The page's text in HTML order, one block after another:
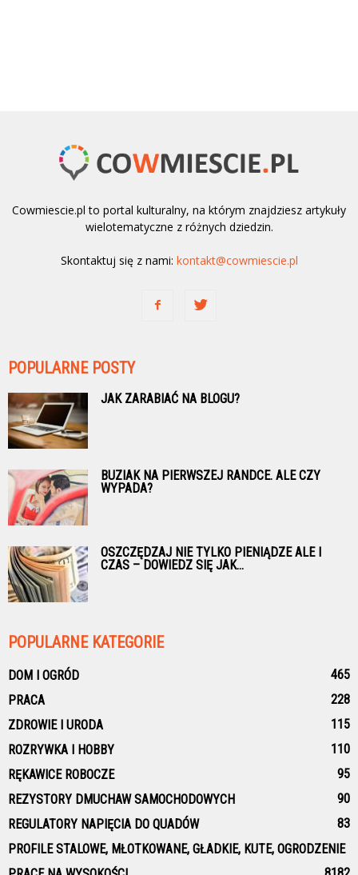
Cowmiescie.pl to portal kulturalny, na którym znajdziesz artykuły
wielotematyczne z różnych dziedzin.
Skontaktuj się z nami: kontakt@cowmiescie.pl
POPULARNE POSTY
JAK ZARABIAĆ NA BLOGU?
BUZIAK NA PIERWSZEJ RANDCE. ALE CZY
WYPADA?
OSZCZĘDZAJ NIE TYLKO PIENIĄDZE ALE I
CZAS – DOWIEDZ SIĘ JAK...
POPULARNE KATEGORIE
DOM I OGRÓD
465
PRACA
228
ZDROWIE I URODA
115
ROZRYWKA I HOBBY
110
RĘKAWICE ROBOCZE
95
REZYSTORY DMUCHAW SAMOCHODOWYCH
90
REGULATORY NAPIĘCIA DO QUADÓW
83
PROFILE STALOWE, MŁOTKOWANE, GŁADKIE, KUTE, OGRODZENIE